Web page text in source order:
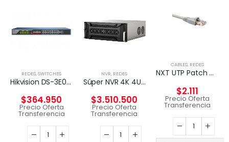
REDES,SWITCHES
Hikvision DS-3E0326P-E – Conmutador – sin gestionar – 24 x 10/100 (8 PoE) + 2 x Gigabit SFP (enlace ascendente) – sobremesa – PoE+ (370 W)
$364.950
Precio Oferta
Transferencia
NVR, REDES
Súper NVR 4K 4U de 256 canales
$3.510.500
Precio Oferta
Transferencia
CABLES, REDES
NXT UTP Patch Cord Cat5e 2m CM – GRIS
$2.111
Precio Oferta
Transferencia